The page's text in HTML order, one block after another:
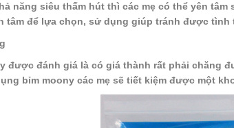
năng siêu thấm hút thì các mẹ có thể yên tâm
tâm để lựa chọn, sử dụng giúp tránh được
được đánh giá là có giá thành rất phải chăng
bỉm moony các mẹ sẽ tiết kiệm được một